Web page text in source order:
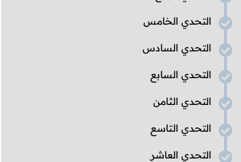
التحدي الخامس
التحدي السادس
التحدي السابع
التحدي الثامن
التحدي التاسع
التحدي العاشر